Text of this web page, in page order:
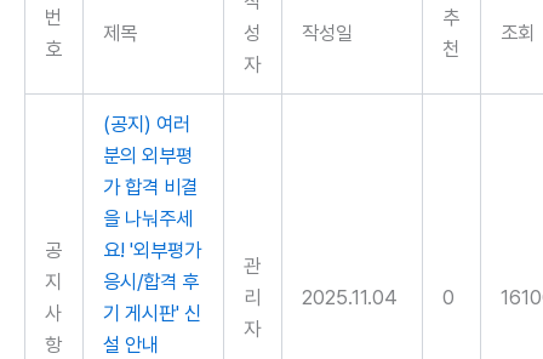
번
호
제목
성
자
작성일
추
천
조회
공
지
사
항
(공지) 여러
분의 외부평
가 합격 비결
을 나눠주세
요! '외부평가
응시/합격 후
기 게시판' 신
설 안내
관
리
자
2025.11.04 0